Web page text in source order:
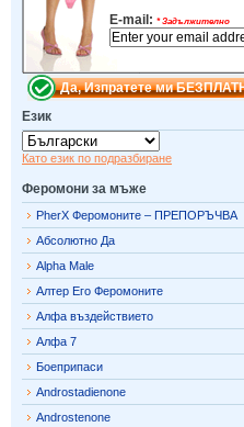
E-mail: *Задължително
Език
Като език по подразбиране
Феромони за мъже
PherX Феромоните – ПРЕПОРЪЧВА
Абсолютно Да
Alpha Male
Алтер Его Феромоните
Алфа въздействието
Алфа 7
Боеприпаси
Androstadienone
Androstenone